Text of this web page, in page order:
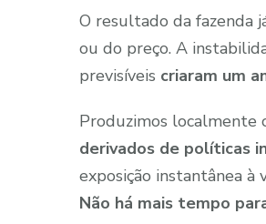
O resultado da fazenda
ou do preço. A
previsíveis criaram um
Produzimos localmente
derivados de políticas
exposição instantânea
Não há mais tempo